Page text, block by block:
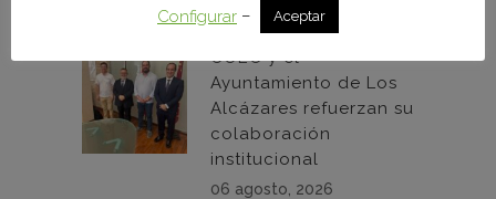
COEC y el
Ayuntamiento de Los
Alcázares refuerzan su
colaboración
institucional
06 agosto, 2026
Configurar – Aceptar